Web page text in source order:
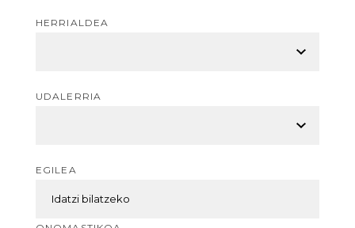
HERRIALDEA
UDALERRIA
EGILEA